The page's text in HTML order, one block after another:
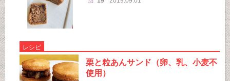
レシピ
栗と粒あんサンド（卵、乳、小麦不
使用）